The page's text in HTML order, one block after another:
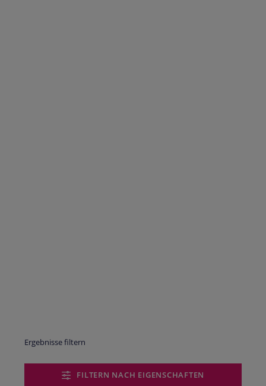
Ergebnisse filtern
FILTERN NACH EIGENSCHAFTEN